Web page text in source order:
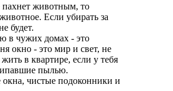
животным, то
Если убирать за
будет.
в чужих домах - это
окно - это мир и свет, не
в квартире, если у тебя
пылью.
чистые подоконники и